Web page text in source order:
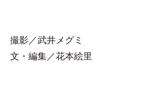
撮影／武井メグミ
文・編集／花本絵里